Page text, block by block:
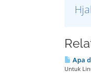
Apa
Untuk